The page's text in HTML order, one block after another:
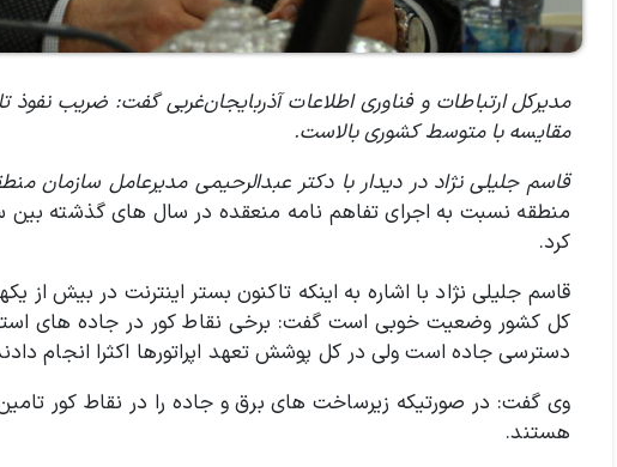
مقایسه با متوسط کشوری بالاست.
قاسم جلیلی نژاد در دیدار با دکتر عبدالرحیمی مدیرعامل سازمان
منطقه نسبت به اجرای تفاهم نامه منعقده در سال های گذشته بین
کرد.
کل کشور وضعیت خوبی است گفت: برخی نقاط کور در جاده های
دسترسی جاده است ولی در کل پوشش تعهد اپراتورها اکثرا انجام
وی گفت: در صورتیکه زیرساخت های برق و جاده را در نقاط کور تامین
هستند.